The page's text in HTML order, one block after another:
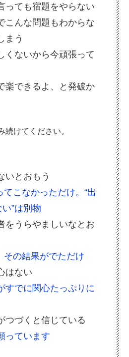
っても宿題をやらない
こんな問題もわからな
まう
くないから今頑張って
楽できるよ、と発破か
続けてください。
いとおもう
こなかっただけ。“出
”は別物
をうらやましいなとお
の結果がでただけ
はない
すでに関心たっぷりに
つづくと信じている
っています